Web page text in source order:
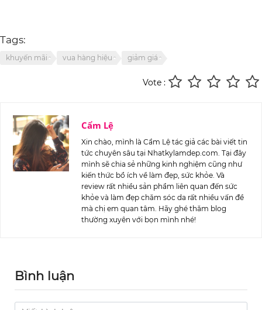
Tags:
khuyến mãi vua hàng hiệu giảm giá
Vote :
Cẩm Lệ
Xin chào, mình là Cẩm Lệ tác giả các bài viết tin
tức chuyên sâu tại Nhatkylamdep.com. Tại đây
mình sẽ chia sẻ những kinh nghiệm cũng như
kiến thức bổ ích về làm đẹp, sức khỏe. Và
review rất nhiều sản phẩm liên quan đến sức
khỏe và làm đẹp chăm sóc da rất nhiều vấn đề
mà chị em quan tâm. Hãy ghé thăm blog
thường xuyên với bọn mình nhé!
Bình luận